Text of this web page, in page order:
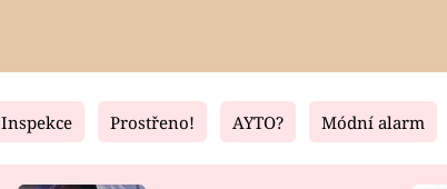
Fresh Living
Inspekce Prostřeno! AYTO? Módní alarm